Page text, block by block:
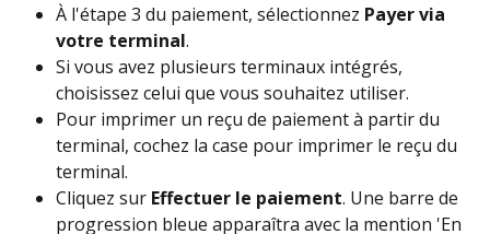
À l'étape 3 du paiement, sélectionnez Payer via
votre terminal.
Si vous avez plusieurs terminaux intégrés,
choisissez celui que vous souhaitez utiliser.
Pour imprimer un reçu de paiement à partir du
terminal, cochez la case pour imprimer le reçu du
terminal.
Cliquez sur Effectuer le paiement. Une barre de
progression bleue apparaîtra avec la mention 'En